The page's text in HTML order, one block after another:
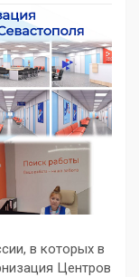
в которых в
Центров